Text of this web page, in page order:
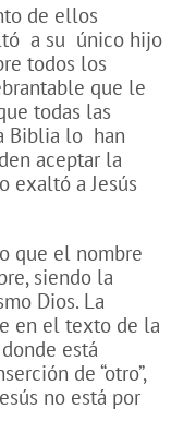
de ellos
a su único hijo
todos los
que le
todas las
Biblia lo han
aceptar la
exaltó a Jesús
que el nombre
siendo la
Dios. La
en el texto de la
está
de “otro”,
no está por